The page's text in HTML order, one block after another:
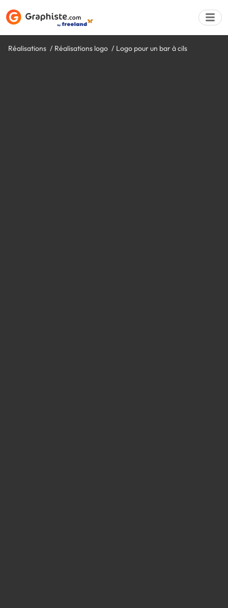
Réalisations Réalisations logo Logo pour un bar à cils